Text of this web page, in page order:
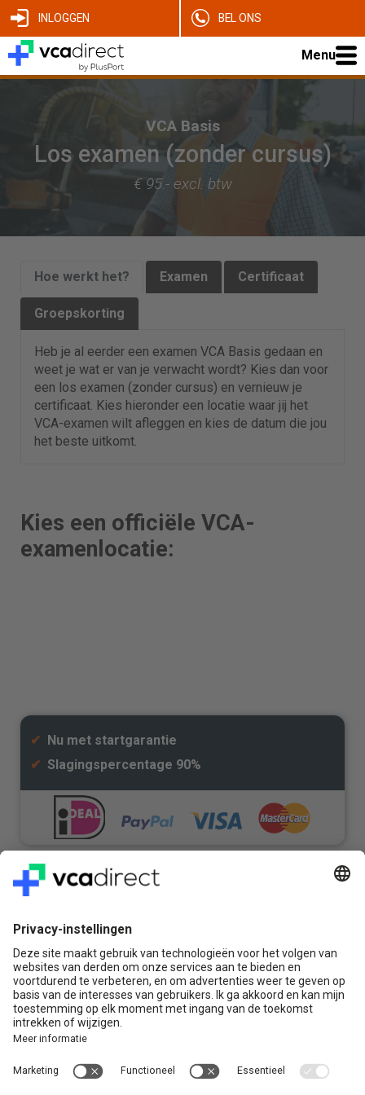
INLOGGEN BEL ONS
Menu
VCA Basis
Los examen (zonder cursus)
€ 95.- excl. btw
Hoe werkt het? Examen Certificaat
Groepskorting
Heb je al eerder een examen VCA Basis gedaan en
weet je wat er van je verwacht wordt? Kies dan voor
een los examen (zonder cursus) en vernieuw je
certificaat. Kies hieronder een locatie waar jij het
VCA-examen wilt afleggen en kies de datum die jou
het beste uitkomt.
Kies een officiële VCA-
examenlocatie:
✔ Nu met startgarantie
✔ Slagingspercentage 90%
Vragen? Bel ons gerust:
+31(0)85 0719 500
of stuur ons een e-mail
Contact
Louis Braillelaan 80
2719 EK Zoetermeer